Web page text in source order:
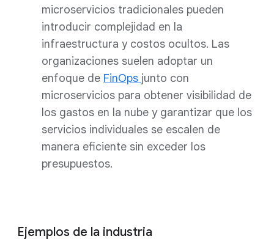
microservicios tradicionales pueden
introducir complejidad en la
infraestructura y costos ocultos. Las
organizaciones suelen adoptar un
enfoque de FinOps junto con
microservicios para obtener visibilidad de
los gastos en la nube y garantizar que los
servicios individuales se escalen de
manera eficiente sin exceder los
presupuestos.
Ejemplos de la industria